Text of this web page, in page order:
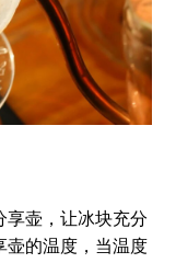
享壶，让冰块充分
壶的温度，当温度